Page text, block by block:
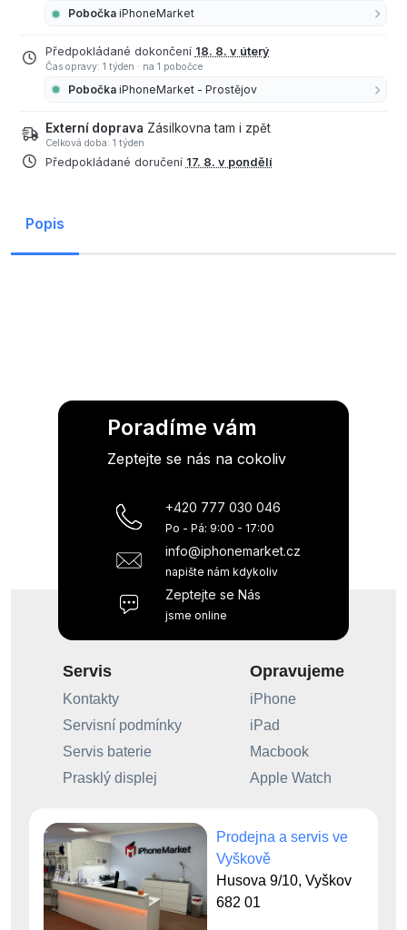
Pobočka iPhoneMarket
Předpokládané dokončení 18. 8. v úterý
Čas opravy: 1 týden · na 1 pobočce
Pobočka iPhoneMarket - Prostějov
Externí doprava Zásilkovna tam i zpět
Celková doba: 1 týden
Předpokládané doručení 17. 8. v pondělí
Popis
Poradíme vám
Zeptejte se nás na cokoliv
+420 777 030 046
Po - Pá: 9:00 - 17:00
info@iphonemarket.cz
napište nám kdykoliv
Zeptejte se Nás
jsme online
Servis
Kontakty
Servisní podmínky
Servis baterie
Prasklý displej
Opravujeme
iPhone
iPad
Macbook
Apple Watch
Prodejna a servis ve
Vyškově
Husova 9/10, Vyškov
682 01